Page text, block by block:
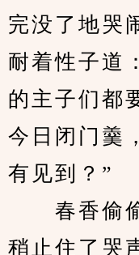
完没了地哭
耐着性子道
的主子们都
今日闭门羹
有见到？”
春香偷偷
稍止住了哭